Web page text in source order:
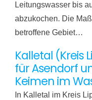
Leitungswasser bis
abzukochen. Die
betroffene Gebiet…
Kalletal (Kreis
für Asendorf
Keimen im
In Kalletal im Kreis